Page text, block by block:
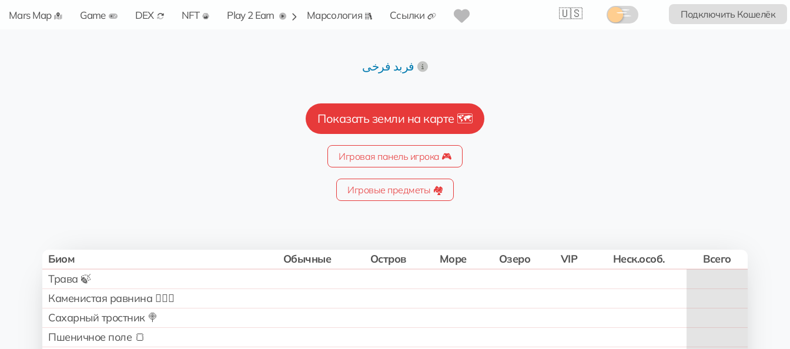
🇺🇸 Подключить Кошелёк
Mars Map Game DEX NFT Play 2 Earn Марсология Ссылки
فربد فرخی
Показать земли на карте 🗺️
Игровая панель игрока 🎮
Игровые предметы 🏘️
Биом Обычные Остров Море Озеро VIP Неск.особ.
Всего
Трава 🍃
Каменистая равнина 🧗🏻‍♂️
Сахарный тростник 🍭
Пшеничное поле 🍞